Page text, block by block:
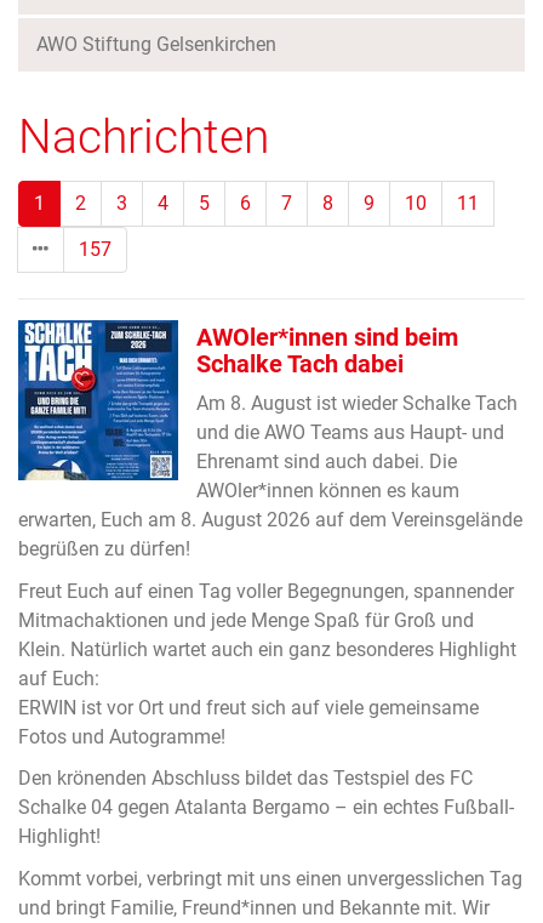
AWO Stiftung Gelsenkirchen
Nachrichten
1 (Standort)
2 3 4 5 6 7 8 9 10
11
157
AWOler*innen sind beim
Schalke Tach dabei
Am 8. August ist wieder Schalke Tach
und die AWO Teams aus Haupt- und
Ehrenamt sind auch dabei. Die
AWOler*innen können es kaum
erwarten, Euch am 8. August 2026 auf dem Vereinsgelände
begrüßen zu dürfen!
Freut Euch auf einen Tag voller Begegnungen, spannender
Mitmachaktionen und jede Menge Spaß für Groß und
Klein. Natürlich wartet auch ein ganz besonderes Highlight
auf Euch:
ERWIN ist vor Ort und freut sich auf viele gemeinsame
Fotos und Autogramme!
Den krönenden Abschluss bildet das Testspiel des FC
Schalke 04 gegen Atalanta Bergamo – ein echtes Fußball-
Highlight!
Kommt vorbei, verbringt mit uns einen unvergesslichen Tag
und bringt Familie, Freund*innen und Bekannte mit. Wir